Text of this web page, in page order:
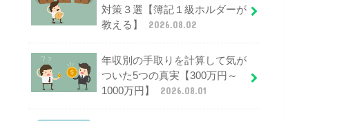
対策３選【簿記１級ホルダーが
教える】
2026.08.02
年収別の手取りを計算して気が
ついた5つの真実【300万円～
1000万円】
2026.08.01